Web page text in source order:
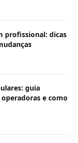
profissional: dicas
guia
e como